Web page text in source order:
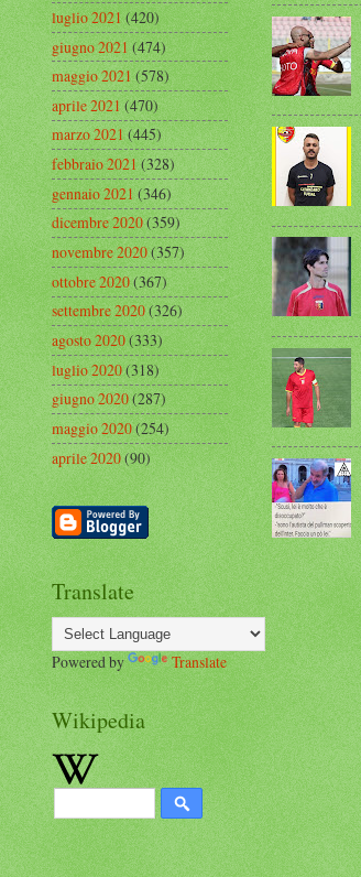
luglio 2021(420)
giugno 2021(474)
maggio 2021(578)
aprile 2021(470)
marzo 2021(445)
febbraio 2021(328)
gennaio 2021(346)
dicembre 2020(359)
novembre 2020(357)
ottobre 2020(367)
settembre 2020(326)
agosto 2020(333)
luglio 2020(318)
giugno 2020(287)
maggio 2020(254)
aprile 2020(90)
Translate
Powered by Translate
Wikipedia